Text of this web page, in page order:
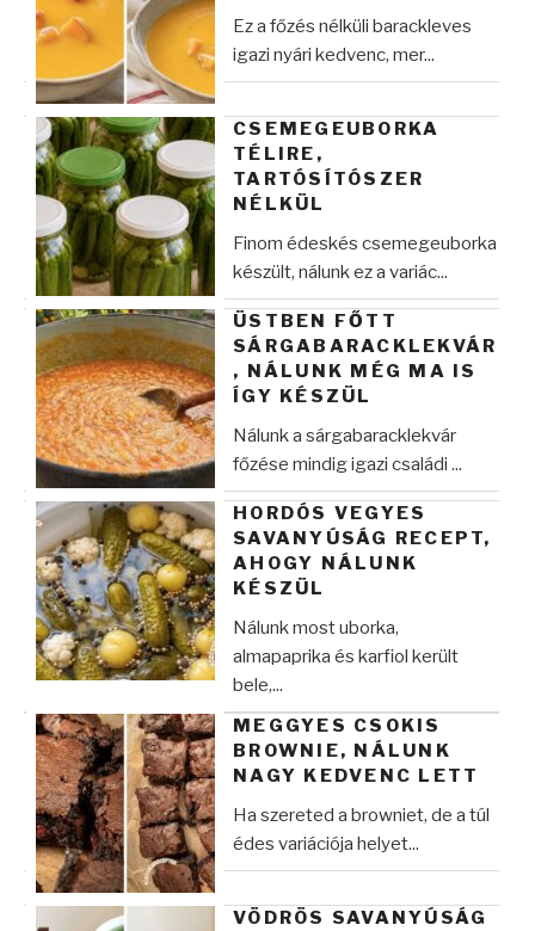
Ez a főzés nélküli barackleves
igazi nyári kedvenc, mer...
CSEMEGEUBORKA
TÉLIRE,
TARTÓSÍTÓSZER
NÉLKÜL
Finom édeskés csemegeuborka
készült, nálunk ez a variác...
ÜSTBEN FŐTT
SÁRGABARACKLEKVÁR
, NÁLUNK MÉG MA IS
ÍGY KÉSZÜL
Nálunk a sárgabaracklekvár
főzése mindig igazi családi ...
HORDÓS VEGYES
SAVANYÚSÁG RECEPT,
AHOGY NÁLUNK
KÉSZÜL
Nálunk most uborka,
almapaprika és karfiol került
bele,...
MEGGYES CSOKIS
BROWNIE, NÁLUNK
NAGY KEDVENC LETT
Ha szereted a browniet, de a túl
édes variációja helyet...
VÖDRÖS SAVANYÚSÁG